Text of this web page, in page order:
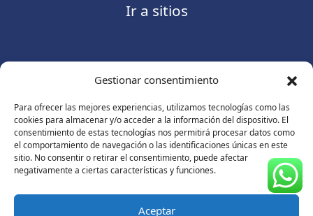
Gestionar consentimiento
Para ofrecer las mejores experiencias, utilizamos tecnologías como las
cookies para almacenar y/o acceder a la información del dispositivo. El
consentimiento de estas tecnologías nos permitirá procesar datos como
el comportamiento de navegación o las identificaciones únicas en este
sitio. No consentir o retirar el consentimiento, puede afectar
negativamente a ciertas características y funciones.
Aceptar
Ir a sitios
Contáctanos
Consulte nuestroAviso de privacidad
© Copyright 2026 ASUGMEX. Todos los derechos
reservados.